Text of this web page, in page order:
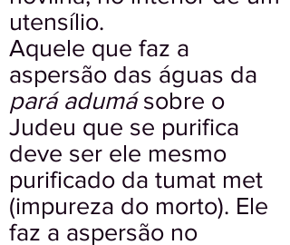
utensílio.
Aquele que faz a
aspersão das águas da
pará adumásobre o
Judeu que se purifica
deve ser ele mesmo
purificado da tumat met
(impureza do morto). Ele
faz a aspersão no